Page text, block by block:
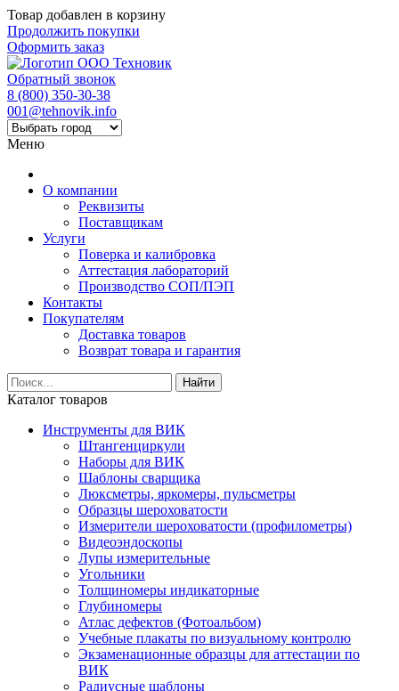
Товар добавлен в корзину
Продолжить покупки
Оформить заказ
Обратный звонок
8 (800) 350-30-38
001@tehnovik.info
Меню
О компании
Реквизиты
Поставщикам
Услуги
Поверка и калибровка
Аттестация лабораторий
Производство СОП/ПЭП
Контакты
Покупателям
Доставка товаров
Возврат товара и гарантия
Найти
Каталог товаров
Инструменты для ВИК
Штангенциркули
Наборы для ВИК
Шаблоны сварщика
Люксметры, яркомеры, пульсметры
Образцы шероховатости
Измерители шероховатости (профилометры)
Видеоэндоскопы
Лупы измерительные
Угольники
Толщиномеры индикаторные
Глубиномеры
Атлас дефектов (Фотоальбом)
Учебные плакаты по визуальному контролю
Экзаменационные образцы для аттестации по
ВИК
Радиусные шаблоны